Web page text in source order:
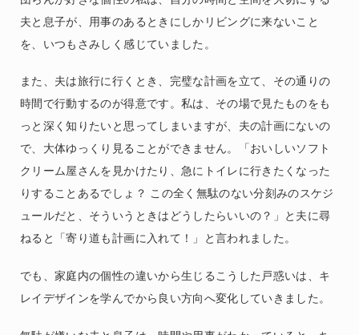
夫と息子が、用事のあるときにしかリビングに来ないこと
を、いつもさみしく感じていました。
また、夫は旅行に行くとき、完璧な計画を立て、その通りの
時間で行動するのが得意です。私は、その場で見たものをも
っと深く知りたいと思ってしまいますが、夫の計画にないの
で、大体ゆっくり見ることができません。「おいしいソフト
クリーム屋さんを見かけたり、急にトイレに行きたくなった
りすることあるでしょ？ この全く無駄のない分刻みのスケジ
ュールだと、そういうときはどうしたらいいの？」と夫に尋
ねると「寄り道も計画に入れて！」と言われました。
でも、家庭内の個性の違いから生じるこうした戸惑いは、キ
レイデザインを学んでから良い方向へ変化していきました。